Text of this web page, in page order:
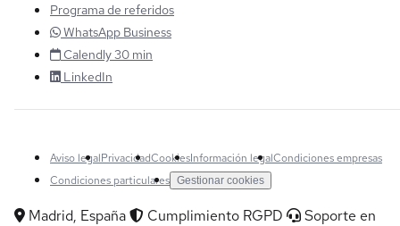
Programa de referidos
WhatsApp Business
Calendly 30 min
LinkedIn
Aviso legalPrivacidadCookiesInformación legalCondiciones empresas
Condiciones particulares Gestionar cookies
Madrid, España Cumplimiento RGPD
Soporte en